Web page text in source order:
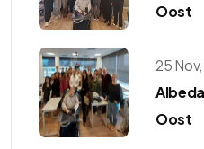
Oost
25
Oost